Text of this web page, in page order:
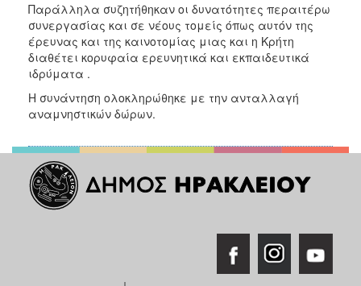
Παράλληλα συζητήθηκαν οι δυνατότητες περαιτέρω
συνεργασίας και σε νέους τομείς όπως αυτόν της
έρευνας και της καινοτομίας μιας και η Κρήτη
διαθέτει κορυφαία ερευνητικά και εκπαιδευτικά
ιδρύματα .
Η συνάντηση ολοκληρώθηκε με την ανταλλαγή
αναμνηστικών δώρων.